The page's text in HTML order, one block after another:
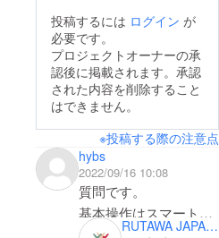
投稿するには ログイン が
必要です。
プロジェクトオーナーの承
認後に掲載されます。承認
された内容を削除すること
はできません。
※投稿する際の注意点
hybs
2022/09/16 10:08
質問です。
基本操作はスマート
フォン上で完結するよRUTAWA JAPAN INC